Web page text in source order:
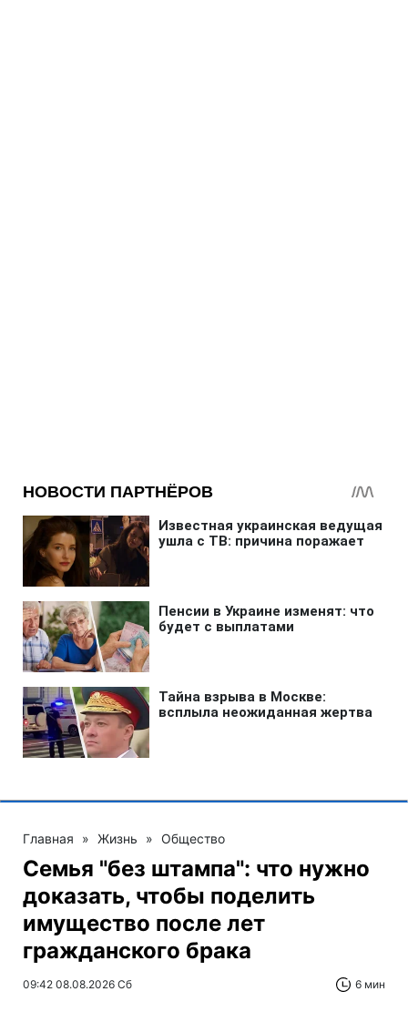
Главная » Жизнь » Общество
Семья "без штампа": что нужно
доказать, чтобы поделить
имущество после лет
гражданского брака
09:42 08.08.2026 Сб 6 мин